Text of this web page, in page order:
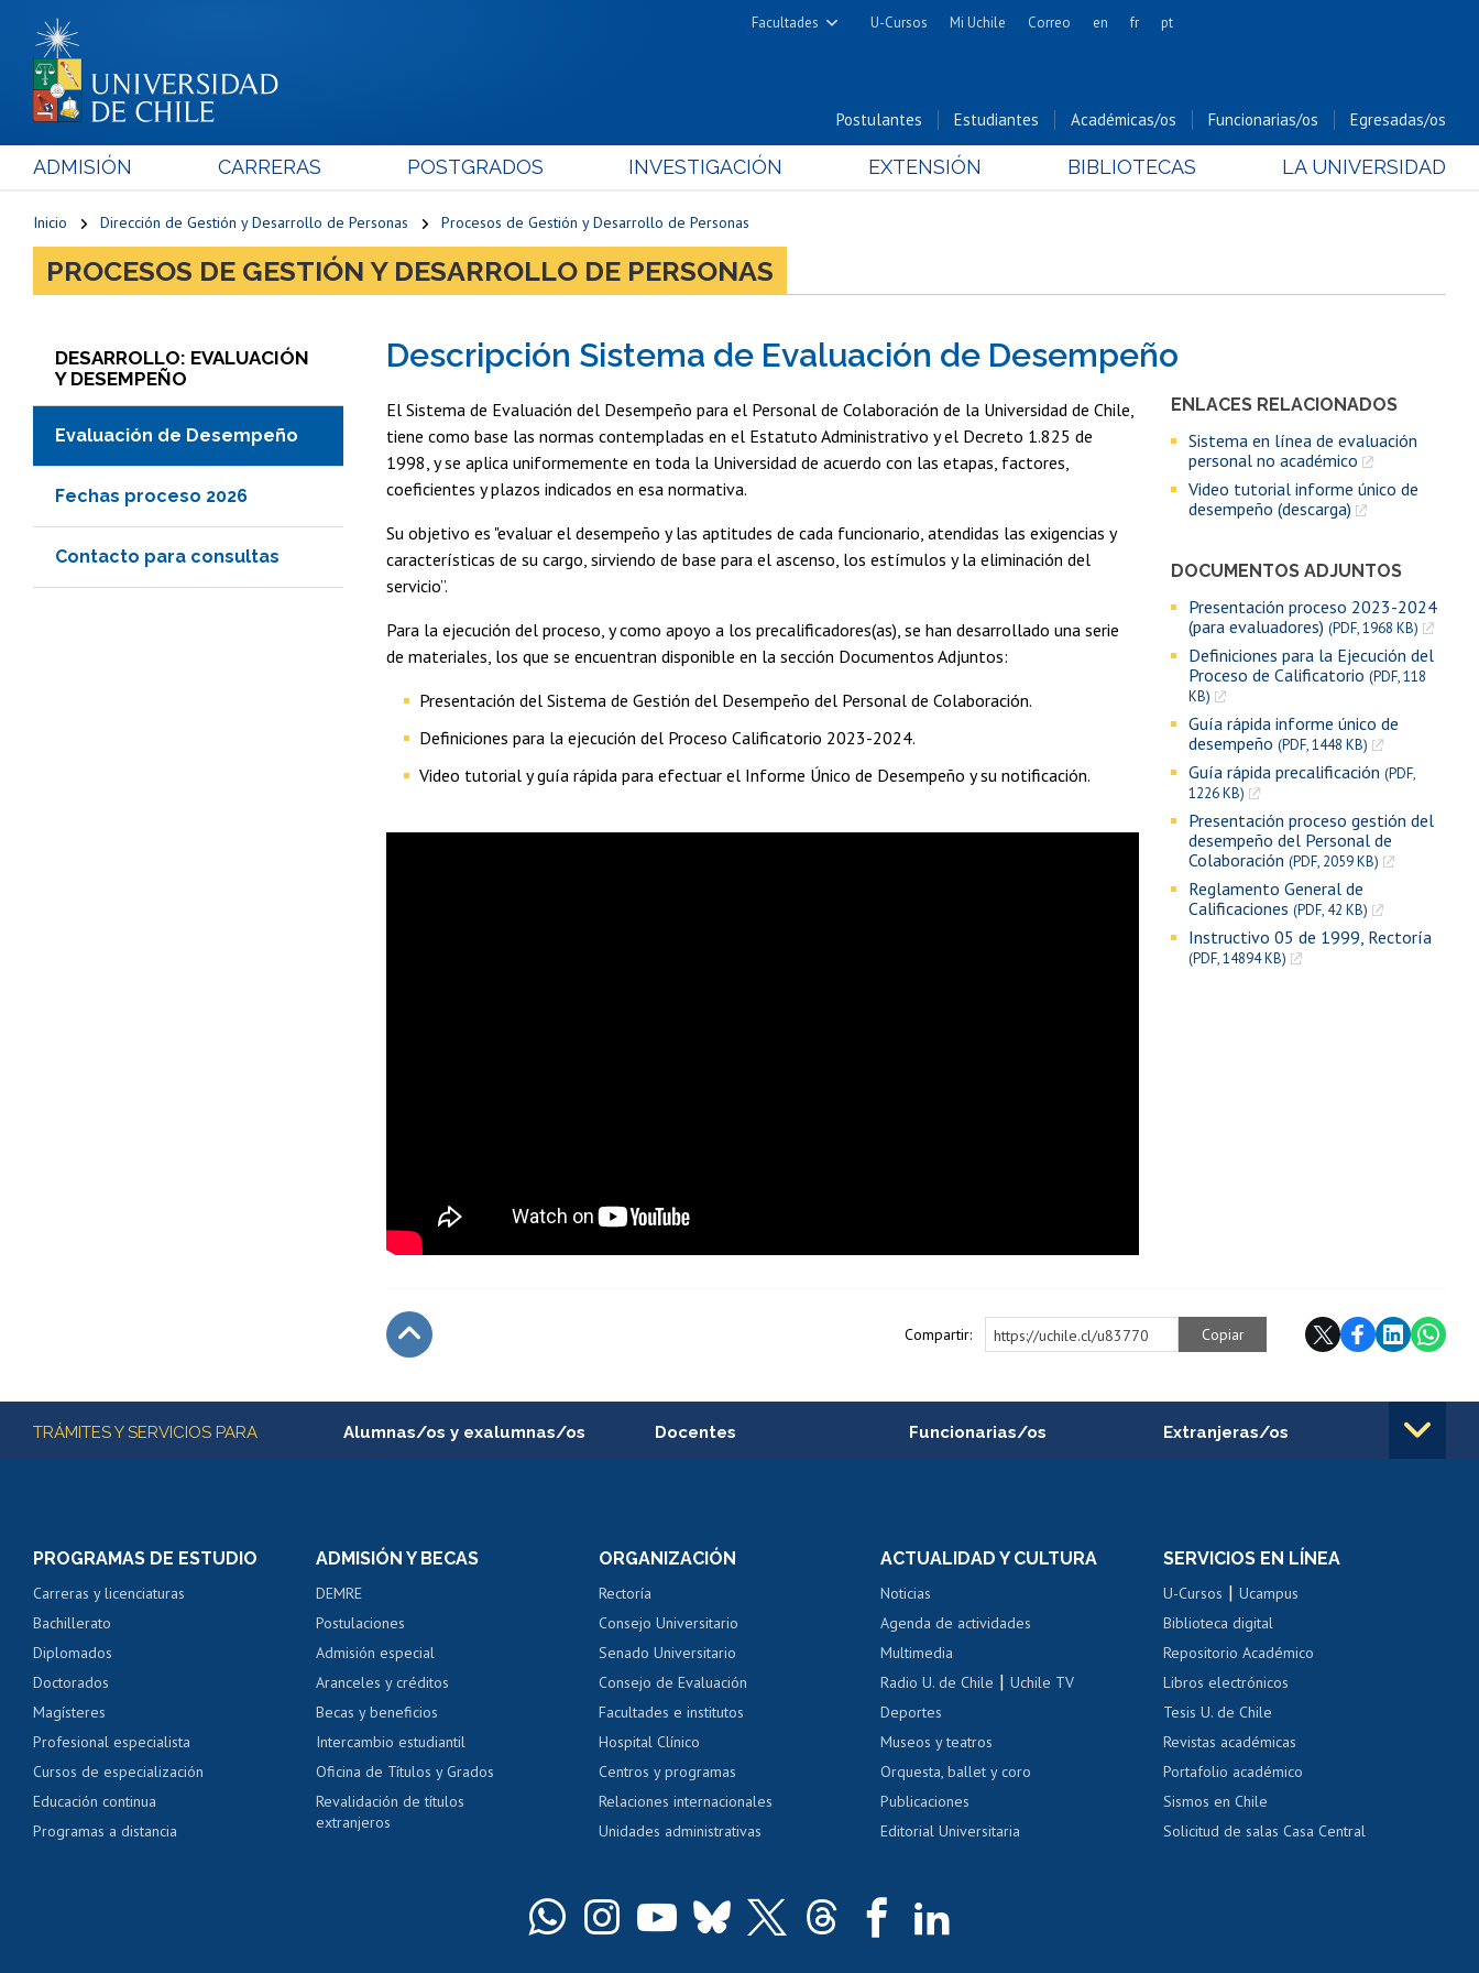
Facultades
Cs. Físicas y Matemáticas
Cs. Forestales y Conservación
Cs. Químicas y Farmacéuticas
Cs. Sociales
Estudios Avanzados en Educación
Estudios Internacionales
Alimentos
Hospital Clínico
U-Cursos Mi Uchile Correo en fr pt
Postulantes Estudiantes Académicas/os Funcionarias/os Egresadas/os
ADMISIÓN CARRERAS POSTGRADOS INVESTIGACIÓN EXTENSIÓN BIBLIOTECAS LA UNIVERSIDAD
Inicio Dirección de Gestión y Desarrollo de Personas Procesos de Gestión y Desarrollo de Personas
PROCESOS DE GESTIÓN Y DESARROLLO DE PERSONAS
DESARROLLO: EVALUACIÓN
Y DESEMPEÑO
Evaluación de Desempeño
Fechas proceso 2026
Contacto para consultas
Descripción Sistema de Evaluación de Desempeño
ENLACES RELACIONADOS
Sistema en línea de evaluación
personal no académico
Video tutorial informe único de
desempeño (descarga)
DOCUMENTOS ADJUNTOS
Presentación proceso 2023-2024
(para evaluadores) (PDF, 1968 KB)
Definiciones para la Ejecución del
Proceso de Calificatorio (PDF, 118
KB)
Guía rápida informe único de
desempeño (PDF, 1448 KB)
Guía rápida precalificación (PDF,
1226 KB)
Presentación proceso gestión del
desempeño del Personal de
Colaboración (PDF, 2059 KB)
Reglamento General de
Calificaciones (PDF, 42 KB)
Instructivo 05 de 1999, Rectoría
(PDF, 14894 KB)
El Sistema de Evaluación del Desempeño para el Personal de Colaboración de la Universidad de Chile,
tiene como base las normas contempladas en el Estatuto Administrativo y el Decreto 1.825 de
1998, y se aplica uniformemente en toda la Universidad de acuerdo con las etapas, factores,
coeficientes y plazos indicados en esa normativa.
Su objetivo es "evaluar el desempeño y las aptitudes de cada funcionario, atendidas las exigencias y
características de su cargo, sirviendo de base para el ascenso, los estímulos y la eliminación del
servicio”.
Para la ejecución del proceso, y como apoyo a los precalificadores(as), se han desarrollado una serie
de materiales, los que se encuentran disponible en la sección Documentos Adjuntos:
Presentación del Sistema de Gestión del Desempeño del Personal de Colaboración.
Definiciones para la ejecución del Proceso Calificatorio 2023-2024.
Video tutorial y guía rápida para efectuar el Informe Único de Desempeño y su notificación.
Compartir: https://uchile.cl/u83770 Copiar
Más información
TRÁMITES Y SERVICIOS PARA Alumnas/os y exalumnas/os
Servicio médico y dental
Pago de arancel y crédito alumnos
Pago de arancel y crédito exalumnos
Certificado de títulos y grados
Docentes
Perfeccionamiento
Evaluación docente
Calificación académica
Postulación al AUCAI
Funcionarias/os
Portal de movilidad interna
Certificado de renta
Certificado de renta
Extranjeras/os
Cursos de español
Mi Uchile Ayuda tecnológica Tarjeta TUI Acoso laboral, sexual y violencia Denuncias administrativas
PROGRAMAS DE ESTUDIO
Carreras y licenciaturas
Bachillerato
Diplomados
Doctorados
Magísteres
Profesional especialista
Cursos de especialización
Educación continua
Programas a distancia
ADMISIÓN Y BECAS
DEMRE
Postulaciones
Admisión especial
Aranceles y créditos
Becas y beneficios
Intercambio estudiantil
Oficina de Títulos y Grados
Revalidación de títulos
extranjeros
ORGANIZACIÓN
Rectoría
Consejo Universitario
Senado Universitario
Consejo de Evaluación
Facultades e institutos
Hospital Clínico
Centros y programas
Relaciones internacionales
Unidades administrativas
ACTUALIDAD Y CULTURA
Noticias
Agenda de actividades
Multimedia
Radio U. de Chile |Uchile TV
Deportes
Museos y teatros
Orquesta, ballet y coro
Publicaciones
Editorial Universitaria
SERVICIOS EN LÍNEA
U-Cursos |Ucampus
Biblioteca digital
Repositorio Académico
Libros electrónicos
Tesis U. de Chile
Revistas académicas
Portafolio académico
Sismos en Chile
Solicitud de salas Casa Central